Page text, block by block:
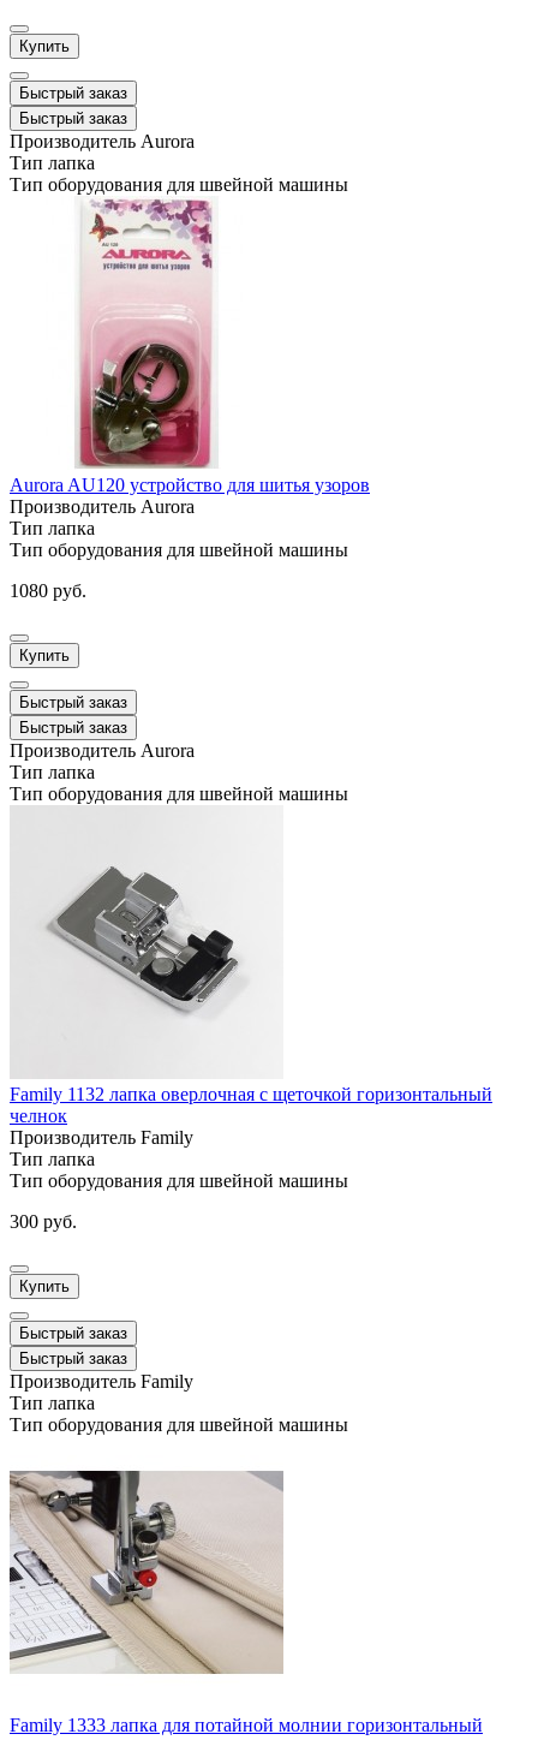
Купить
Быстрый заказ
Быстрый заказ
Производитель Aurora
Тип лапка
Тип оборудования для швейной машины
Aurora AU120 устройство для шитья узоров
Производитель Aurora
Тип лапка
Тип оборудования для швейной машины
1080 руб.
Купить
Быстрый заказ
Быстрый заказ
Производитель Aurora
Тип лапка
Тип оборудования для швейной машины
Family 1132 лапка оверлочная с щеточкой горизонтальный
челнок
Производитель Family
Тип лапка
Тип оборудования для швейной машины
300 руб.
Купить
Быстрый заказ
Быстрый заказ
Производитель Family
Тип лапка
Тип оборудования для швейной машины
Family 1333 лапка для потайной молнии горизонтальный